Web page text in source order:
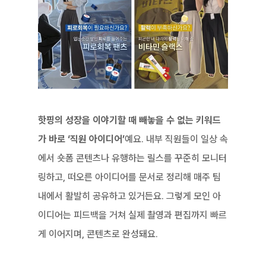
핫핑의 성장을 이야기할 때 빼놓을 수 없는 키워드
가 바로 ‘직원 아이디어’예요. 내부 직원들이 일상 속
에서 숏폼 콘텐츠나 유행하는 릴스를 꾸준히 모니터
링하고, 떠오른 아이디어를 문서로 정리해 매주 팀
내에서 활발히 공유하고 있거든요. 그렇게 모인 아
이디어는 피드백을 거쳐 실제 촬영과 편집까지 빠르
게 이어지며, 콘텐츠로 완성돼요.